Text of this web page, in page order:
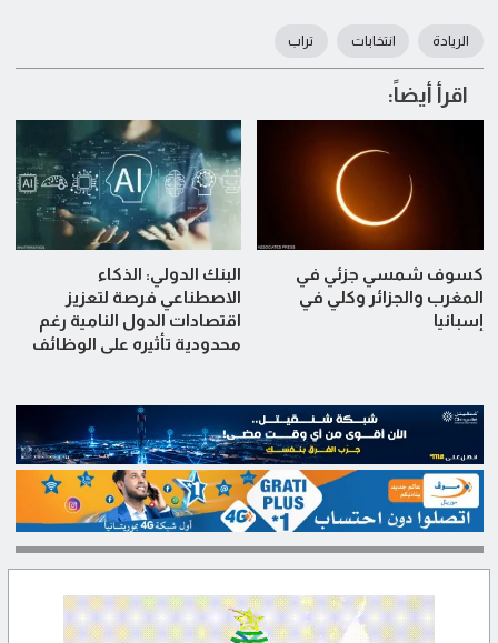
الريادة انتخابات تراب
اقرأ أيضاً:
كسوف شمسي جزئي في
المغرب والجزائر وكلي في
إسبانيا
البنك الدولي: الذكاء
الاصطناعي فرصة لتعزيز
اقتصادات الدول النامية رغم
محدودية تأثيره على الوظائف